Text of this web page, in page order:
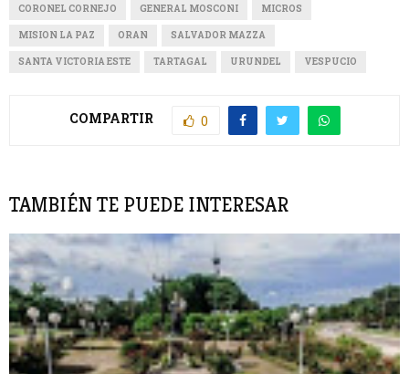
CORONEL CORNEJO GENERAL MOSCONI MICROS
MISION LA PAZ ORAN SALVADOR MAZZA
SANTA VICTORIA ESTE TARTAGAL URUNDEL VESPUCIO
COMPARTIR 0
TAMBIÉN TE PUEDE INTERESAR